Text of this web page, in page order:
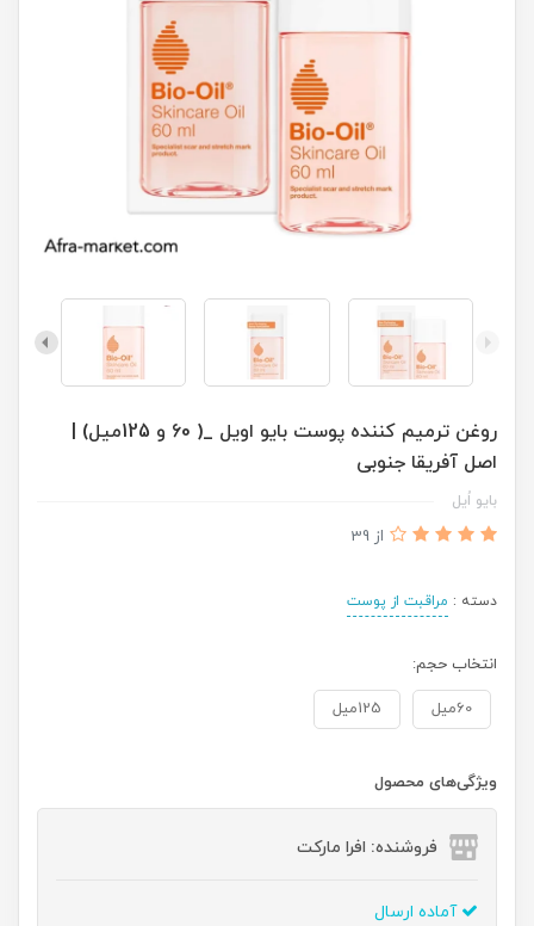
روغن ترمیم کننده پوست بایو اویل _( 60 و 125میل) |
اصل آفریقا جنوبی
بایو اُیل
از 39
دسته : مراقبت از پوست
انتخاب حجم:
60میل 125میل
ویژگی‌های محصول
فروشنده: افرا مارکت
آماده ارسال